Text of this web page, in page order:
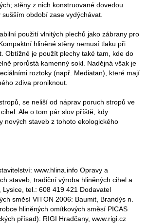
stěny z nich konstruované dovedou
období zase vydýchávat.
použití vlnitých plechů jako zábrany pro
hliněné stěny nemusí tlaku při
Obtížné je použít plechy také tam, kde do
prorůstá kamenný sokl. Nadějná však je
roztoky (např. Mediatan), které mají
zdiva proniknout.
se neliší od náprav poruch stropů ve
Ale o tom pár slov příště, kdy
nových staveb z tohoto ekologického
www.hlina.info Opravy a
staveb, tradiční výroba hliněných cihel a
tel.: 608 419 421 Dodavatel
směsí VITON 2006: Baumit, Brandýs n.
hliněných omítkových směsí PICAS
přísad): RIGI Hradčany, www.rigi.cz